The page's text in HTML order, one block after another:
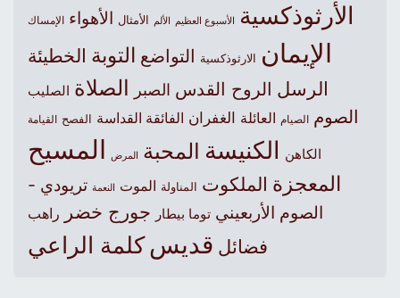
الأرثوذكسية الأسبوع العظيم الألم الأمثال الأهواء الإمساك
الإيمان الارثوذكسية التواضع التوبة الخطيئة
الرسل الروح القدس الصبر الصلاة الصليب
الصوم الصيام العائلة الغفران الفائقة القداسة الفصح القيامة
الكاهن الكنيسةالمحبة المرض المسيح
المعجزة الملكوت المناولة الموت النعمة تريودي -
الصوم الأربعيني توما بيطار جورج خضر راهب
فضائل قديس كلمة الراعي